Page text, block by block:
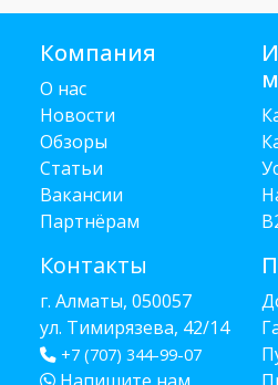
Компания
О нас
Новости
Обзоры
Статьи
Вакансии
Партнёрам
Контакты
г. Алматы, 050057
ул. Тимирязева, 42/14
+7 (707) 344-99-07